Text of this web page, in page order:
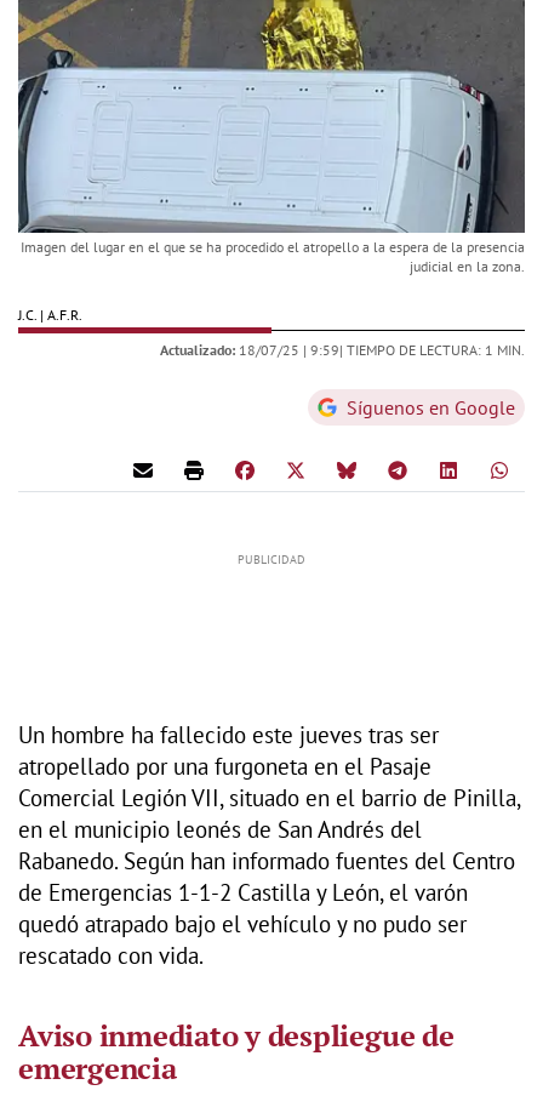
Imagen del lugar en el que se ha procedido el atropello a la espera de la presencia
judicial en la zona.
J.C. | A.F.R.
Actualizado: 18/07/25 | 9:59| TIEMPO DE LECTURA: 1 MIN.
Síguenos en Google
Un hombre ha fallecido este jueves tras ser
atropellado por una furgoneta en el Pasaje
Comercial Legión VII, situado en el barrio de Pinilla,
en el municipio leonés de San Andrés del
Rabanedo. Según han informado fuentes del Centro
de Emergencias 1-1-2 Castilla y León, el varón
quedó atrapado bajo el vehículo y no pudo ser
rescatado con vida.
Aviso inmediato y despliegue de
emergencia